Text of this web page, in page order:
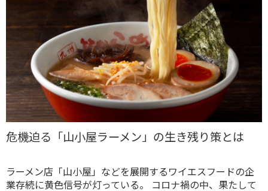
危機迫る「山小屋ラーメン」の生き残り策とは
ラーメン店「山小屋」などを展開するワイエスフードの企
業存続に黄色信号が灯っている。 コロナ禍の中、果たして